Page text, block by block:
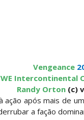
Vengeance
Intercontinental
Randy Orton (c)
ação após mais de
a fação